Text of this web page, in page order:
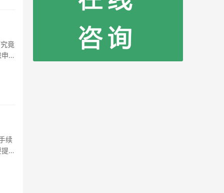
请
供